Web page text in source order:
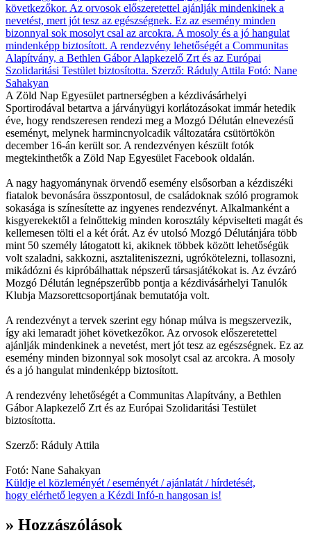
A Zöld Nap Egyesület partnerségben a kézdivásárhelyi
Sportirodával betartva a járványügyi korlátozásokat immár hetedik
éve, hogy rendszeresen rendezi meg a Mozgó Délután elnevezésű
eseményt, melynek harmincnyolcadik változatára csütörtökön
december 16-án került sor. A rendezvényen készült fotók
megtekinthetők a Zöld Nap Egyesület Facebook oldalán.
A nagy hagyománynak örvendő esemény elsősorban a kézdiszéki
fiatalok bevonására összpontosul, de családoknak szóló programok
sokasága is színesítette az ingyenes rendezvényt. Alkalmanként a
kisgyerekektől a felnőttekig minden korosztály képviselteti magát és
kellemesen tölti el a két órát. Az év utolsó Mozgó Délutánjára több
mint 50 személy látogatott ki, akiknek többek között lehetőségük
volt szaladni, sakkozni, asztaliteniszezni, ugrókötelezni, tollasozni,
mikádózni és kipróbálhattak népszerű társasjátékokat is. Az évzáró
Mozgó Délután legnépszerűbb pontja a kézdivásárhelyi Tanulók
Klubja Mazsorettcsoportjának bemutatója volt.
A rendezvényt a tervek szerint egy hónap múlva is megszervezik,
így aki lemaradt jöhet következőkor. Az orvosok előszeretettel
ajánlják mindenkinek a nevetést, mert jót tesz az egészségnek. Ez az
esemény minden bizonnyal sok mosolyt csal az arcokra. A mosoly
és a jó hangulat mindenképp biztosított.
A rendezvény lehetőségét a Communitas Alapítvány, a Bethlen
Gábor Alapkezelő Zrt és az Európai Szolidaritási Testület
biztosította.
Szerző: Ráduly Attila
Fotó: Nane Sahakyan
Küldje el közleményét / eseményét / ajánlatát / hírdetését,
hogy elérhető legyen a Kézdi Infó-n hangosan is!
» Hozzászólások